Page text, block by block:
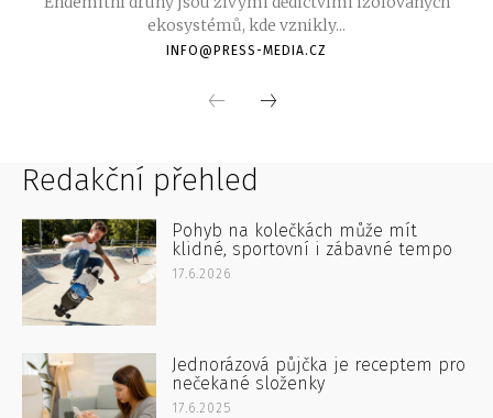
Redakční přehled
Pohyb na kolečkách může mít
klidné, sportovní i zábavné tempo
17.6.2026
Jednorázová půjčka je receptem pro
nečekané složenky
17.6.2025